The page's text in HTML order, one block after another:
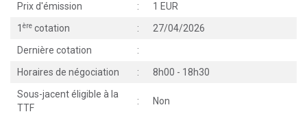
Prix d'émission
:
1 EUR
1 ère cotation :
27/04/2026
Dernière cotation
:
Horaires de négociation
:
8h00 - 18h30
Sous-jacent éligible à la
TTF
: Non